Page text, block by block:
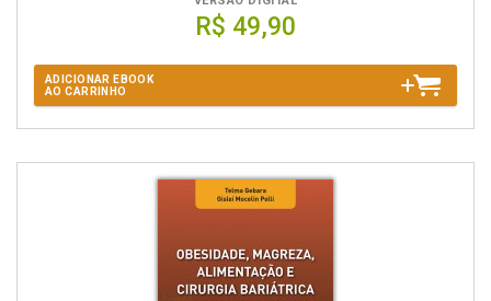
R$ 49,90
ADICIONAR EBOOK
AO CARRINHO